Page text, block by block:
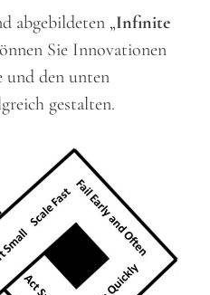
abgebildeten „Infinite
Sie Innovationen
und den unten
gestalten.